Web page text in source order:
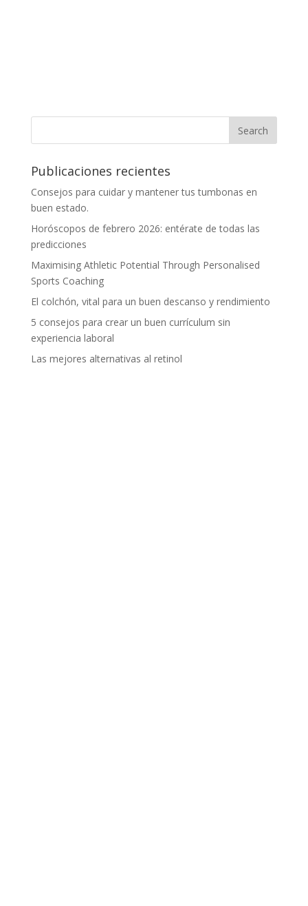
Publicaciones recientes
Consejos para cuidar y mantener tus tumbonas en
buen estado.
Horóscopos de febrero 2026: entérate de todas las
predicciones
Maximising Athletic Potential Through Personalised
Sports Coaching
El colchón, vital para un buen descanso y rendimiento
5 consejos para crear un buen currículum sin
experiencia laboral
Las mejores alternativas al retinol